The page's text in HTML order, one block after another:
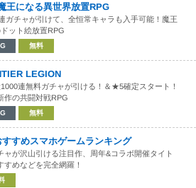
王になる異世界放置RPG
ガチャが引けて、全恒常キャラも入手可能！魔王
ット絵放置RPG
無料
LEGION
連無料ガチャが引ける！＆★5確定スタート！
作の共闘対戦RPG
無料
すすめスマホゲームランキング
ャが沢山引ける注目作、周年&コラボ開催タイト
すめなどを完全網羅！